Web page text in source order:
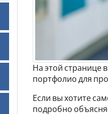
На этой странице
портфолио для
Если вы хотите
подробно